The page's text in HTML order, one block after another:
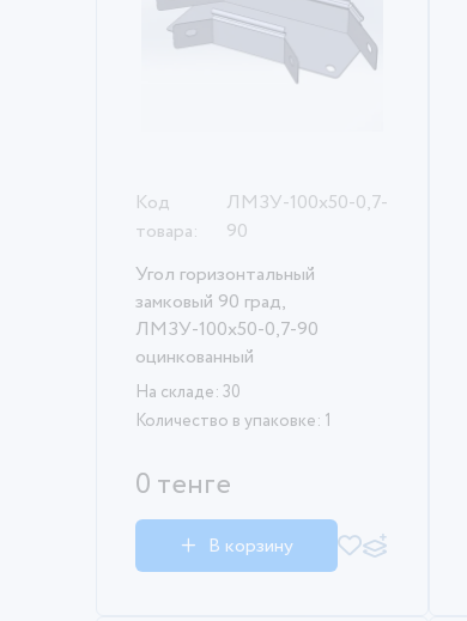
Код
товара:
ЛМЗУ-100х50-0,7-
90
Угол горизонтальный
замковый 90 град,
ЛМЗУ-100х50-0,7-90
оцинкованный
На складе: 30
Количество в упаковке: 1
0 тенге
В корзину